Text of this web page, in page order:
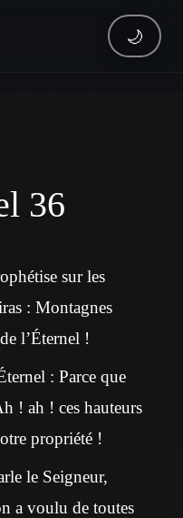
🌙
36
sur les
: Montagnes
l’Éternel !
: Parce que
! ah ! ces hauteurs
propriété !
le Seigneur,
a voulu de toutes